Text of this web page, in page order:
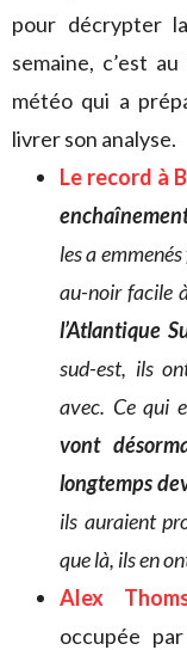
pour décrypter
semaine, c’est
météo qui a
livrer son analyse.
Le record à
les a
au-noir facile
l’Atlantique
sud-est, ils
avec. Ce qui
vont
longtemps
ils auraient
que là, ils en
Alex
occupée